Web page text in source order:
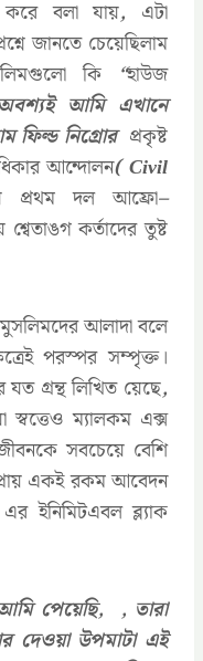
বলা যায়, এটা
জানতে চেয়েছিলাম
কি “হাউজ
অবশ্যই আমি এখানে
ফিল্ড নিগ্রোর প্রকৃষ্ট
আন্দোলন( Civil
প্রথম দল আফ্রো–
কর্তাদের তুষ্ট
আলাদা বলে
পরস্পর সম্পৃক্ত।
গ্রন্থ লিখিত য়েছে,
ম্যালকম এক্স
সবচেয়ে বেশি
একই রকম আবেদন
ইনিমিটএবল ব্ল্যাক
পেয়েছি, , তারা
দেওয়া উপমাটা এই